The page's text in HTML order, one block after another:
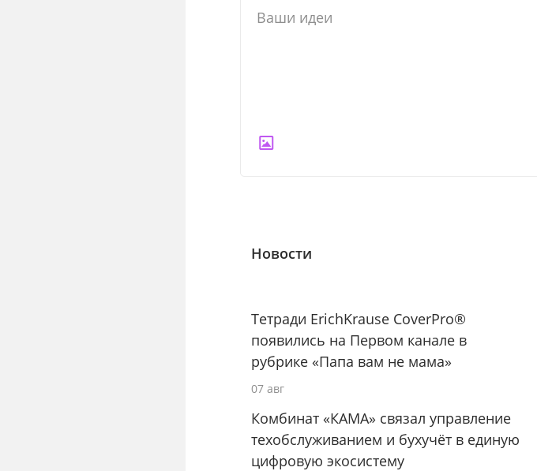
Новости
Тетради ErichKrause CoverPro®
появились на Первом канале в
рубрике «Папа вам не мама»
07 авг
Комбинат «КАМА» связал управление
техобслуживанием и бухучёт в единую
цифровую экосистему